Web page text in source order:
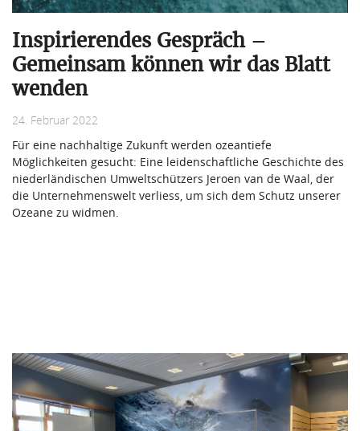
Inspirierendes Gespräch –
Gemeinsam können wir das Blatt
wenden
24. Februar 2022
Für eine nachhaltige Zukunft werden ozeantiefe
Möglichkeiten gesucht: Eine leidenschaftliche Geschichte des
niederländischen Umweltschützers Jeroen van de Waal, der
die Unternehmenswelt verliess, um sich dem Schutz unserer
Ozeane zu widmen.